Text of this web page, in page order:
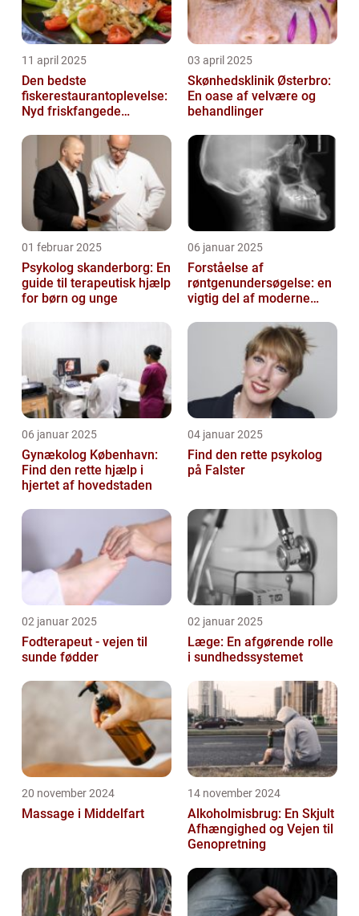
11 april 2025
Den bedste
fiskerestaurantoplevelse:
Nyd friskfangede
03 april 2025
Skønhedsklinik Østerbro:
En oase af velvære og
behandlinger
01 februar 2025
Psykolog skanderborg: En
guide til terapeutisk hjælp
for børn og unge
06 januar 2025
Forståelse af
røntgenundersøgelse: en
vigtig del af moderne
06 januar 2025
Gynækolog København:
Find den rette hjælp i
hjertet af hovedstaden
04 januar 2025
Find den rette psykolog
på Falster
02 januar 2025
Fodterapeut - vejen til
sunde fødder
02 januar 2025
Læge: En afgørende rolle
i sundhedssystemet
20 november 2024
Massage i Middelfart
14 november 2024
Alkoholmisbrug: En Skjult
Afhængighed og Vejen til
Genopretning